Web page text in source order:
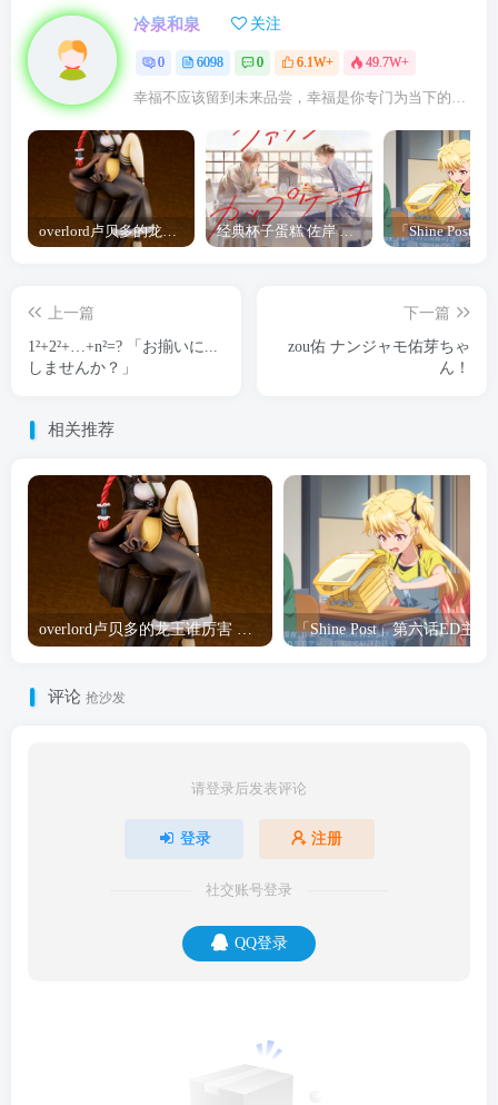
冷泉和泉 关注
0 6098 0 6.1W+ 49.7W+
经典杯子蛋糕 佐岸 漫画「经典杯子蛋糕」宣布真人日剧化
上一篇
1²+2²+…+n²=? 「お揃いに...
しませんか？」
下一篇
zou佑 ナンジャモ佑芽ちゃ
ん！
相关推荐
评论 抢沙发
请登录后发表评论
登录 注册
社交账号登录
QQ登录